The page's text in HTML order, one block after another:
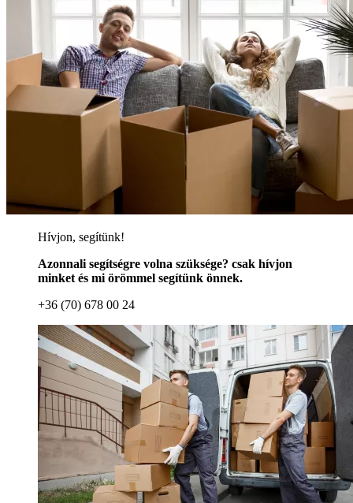
Hívjon, segítünk!
Azonnali segítségre volna szüksége? csak hívjon
minket és mi örömmel segítünk önnek.
+36 (70) 678 00 24